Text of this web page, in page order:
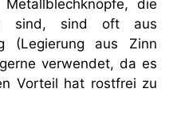
die
sind, sind oft aus
(Legierung aus Zinn
verwendet, da es
Vorteil hat rostfrei zu